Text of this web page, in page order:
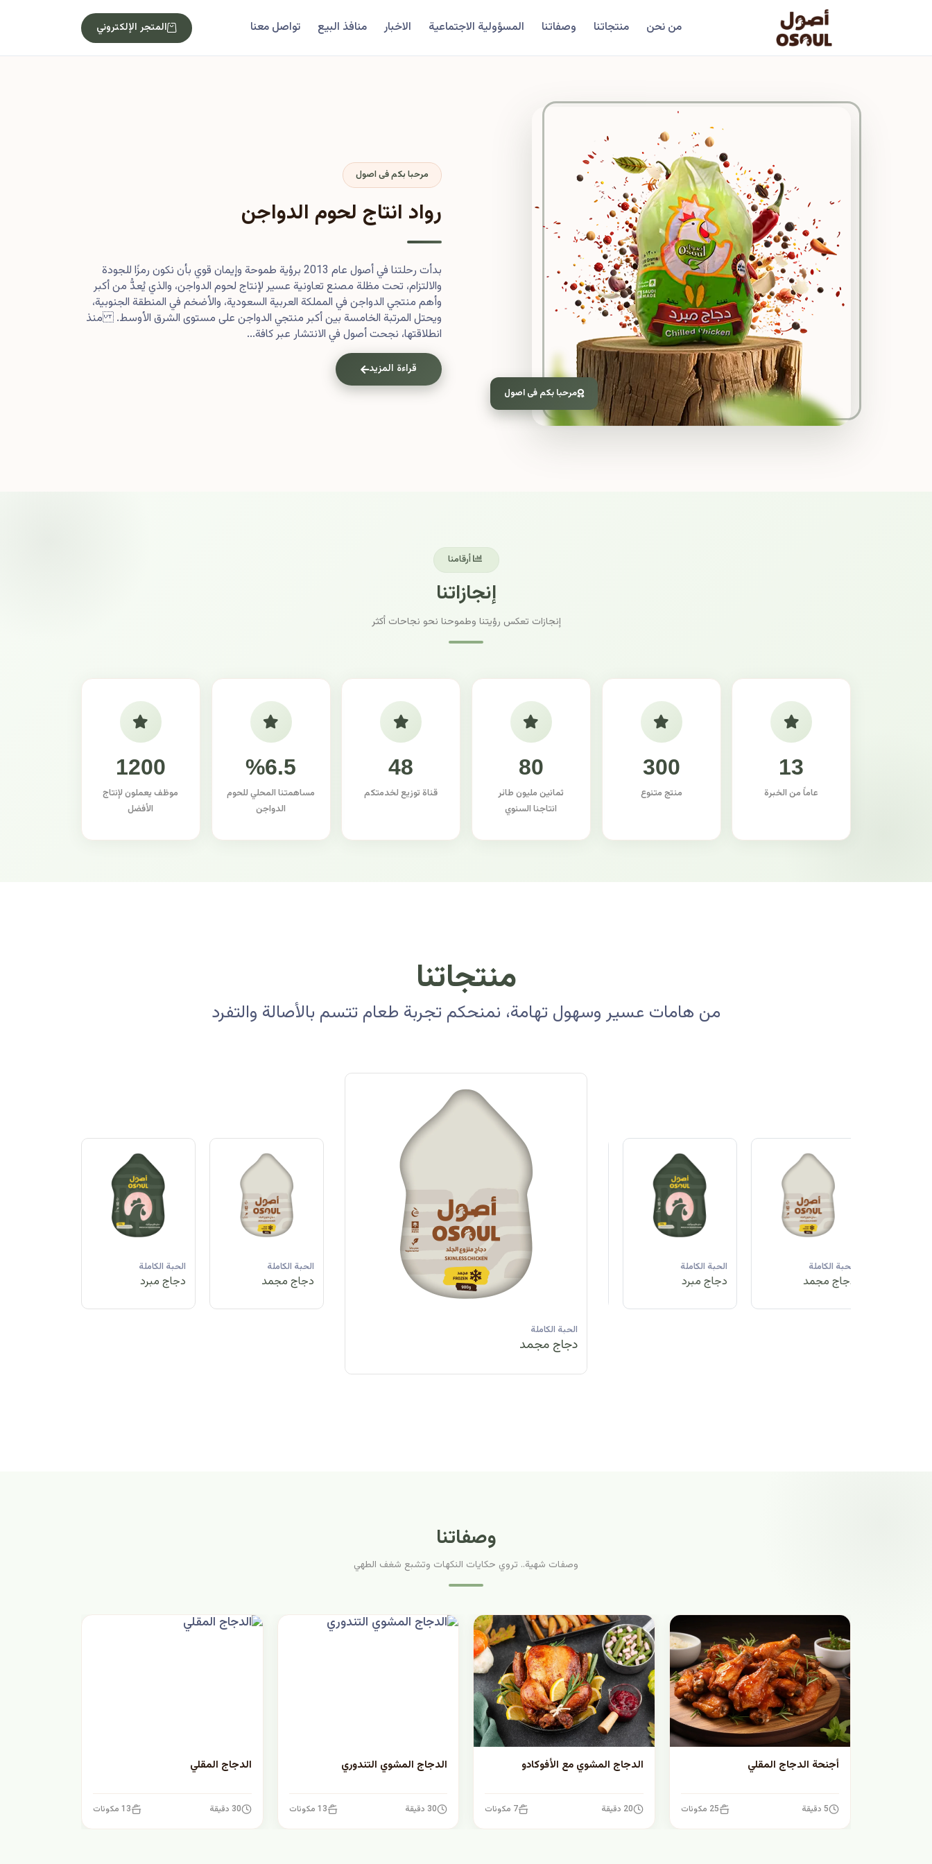
من نحن منتجاتنا وصفاتنا المسؤولية الاجتماعية الاخبار منافذ البيع تواصل معنا المتجر الإلكتروني
مرحبا بكم فى اصول
مرحبا بكم فى اصول
رواد انتاج لحوم الدواجن
بدأت رحلتنا في أصول عام 2013 برؤية طموحة وإيمان قوي بأن نكون رمزًا للجودة
والالتزام، تحت مظلة مصنع تعاونية عسير لإنتاج لحوم الدواجن، والذي يُعدُّ من أكبر
وأهم منتجي الدواجن في المملكة العربية السعودية، والأضخم في المنطقة الجنوبية،
ويحتل المرتبة الخامسة بين أكبر منتجي الدواجن على مستوى الشرق الأوسط. منذ
انطلاقتها، نجحت أصول في الانتشار عبر كافة...
قراءة المزيد
أرقامنا
إنجازاتنا
إنجازات تعكس رؤيتنا وطموحنا نحو نجاحات أكثر
13
عاماً من الخبرة
300
منتج متنوع
80
ثمانين مليون طائر
انتاجنا السنوي
48
قناة توزيع لخدمتكم
%6.5
مساهمتنا المحلي للحوم
الدواجن
1200
موظف يعملون لإنتاج
الأفضل
منتجاتنا
من هامات عسير وسهول تهامة، نمنحكم تجربة طعام تتسم بالأصالة والتفرد
الحبة الكاملة
دجاج مبرد
الحبة الكاملة
دجاج مجمد
الحبة الكاملة
دجاج مبرد
الحبة الكاملة
دجاج مجمد
الحبة الكاملة الحبة الكاملة
دجاج مجمد
الحبة الكاملة
دجاج مبرد
الحبة الكاملة
دجاج مجمد
وصفاتنا
وصفات شهية.. تروي حكايات النكهات وتشبع شغف الطهي
أجنحة الدجاج المقلي
5 دقيقة 25 مكونات
الدجاج المشوي مع الأفوكادو
20 دقيقة 7 مكونات
الدجاج المشوي التندوري
30 دقيقة 13 مكونات
الدجاج المقلي
30 دقيقة 13 مكونات